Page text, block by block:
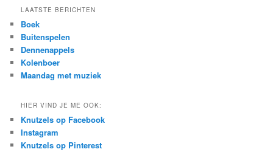
r
h
LAATSTE BERICHTEN
Boek
Buitenspelen
Dennenappels
Kolenboer
Maandag met muziek
HIER VIND JE ME OOK:
Knutzels op Facebook
Instagram
Knutzels op Pinterest